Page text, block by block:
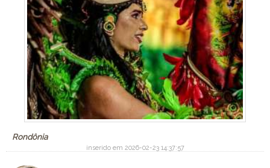
Rondônia
inserido em 2026-02-23 14:37:57